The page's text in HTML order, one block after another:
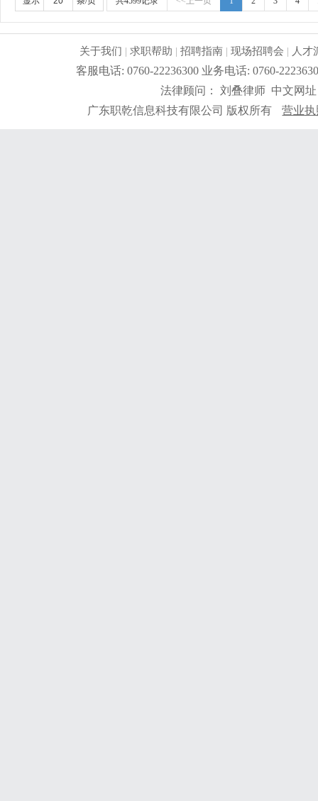
关于我们 |求职帮助 |招聘指南 |现场招聘会 | 人才
客服电话: 0760-22236300 业务电话: 0760-
法律顾问： 刘叠律师 中文网
广东职乾信息科技有限公司 版权所有
营业